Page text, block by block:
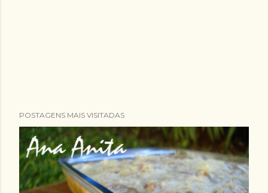
POSTAGENS MAIS VISITADAS